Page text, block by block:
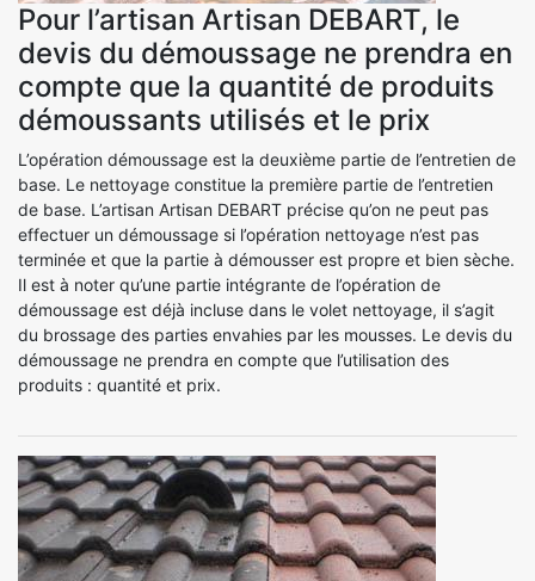
Pour l’artisan Artisan DEBART, le
devis du démoussage ne prendra en
compte que la quantité de produits
démoussants utilisés et le prix
L’opération démoussage est la deuxième partie de l’entretien de
base. Le nettoyage constitue la première partie de l’entretien
de base. L’artisan Artisan DEBART précise qu’on ne peut pas
effectuer un démoussage si l’opération nettoyage n’est pas
terminée et que la partie à démousser est propre et bien sèche.
Il est à noter qu’une partie intégrante de l’opération de
démoussage est déjà incluse dans le volet nettoyage, il s’agit
du brossage des parties envahies par les mousses. Le devis du
démoussage ne prendra en compte que l’utilisation des
produits : quantité et prix.